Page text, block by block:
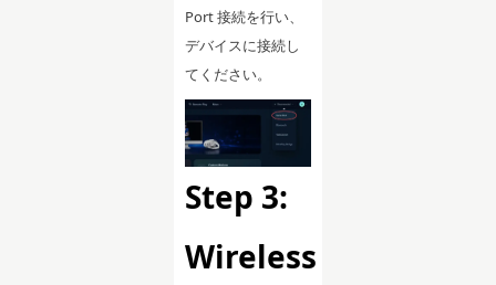
Port 接続を行い、
デバイスに接続し
てください。
Step 3:
Wireless